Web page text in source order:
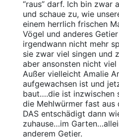
“raus” darf. Ich bin zwar
und schaue zu, wie
einem herrlich frischen
Vögel und anderes
irgendwann nicht mehr
sie zwar viel singen und
aber ansonsten nicht viel
Außer vielleicht Amalie
aufgewachsen ist und
baut….die ist inzwischen
die Mehlwürmer fast aus
DAS entschädigt dann
zuhause…im
anderem Getier.